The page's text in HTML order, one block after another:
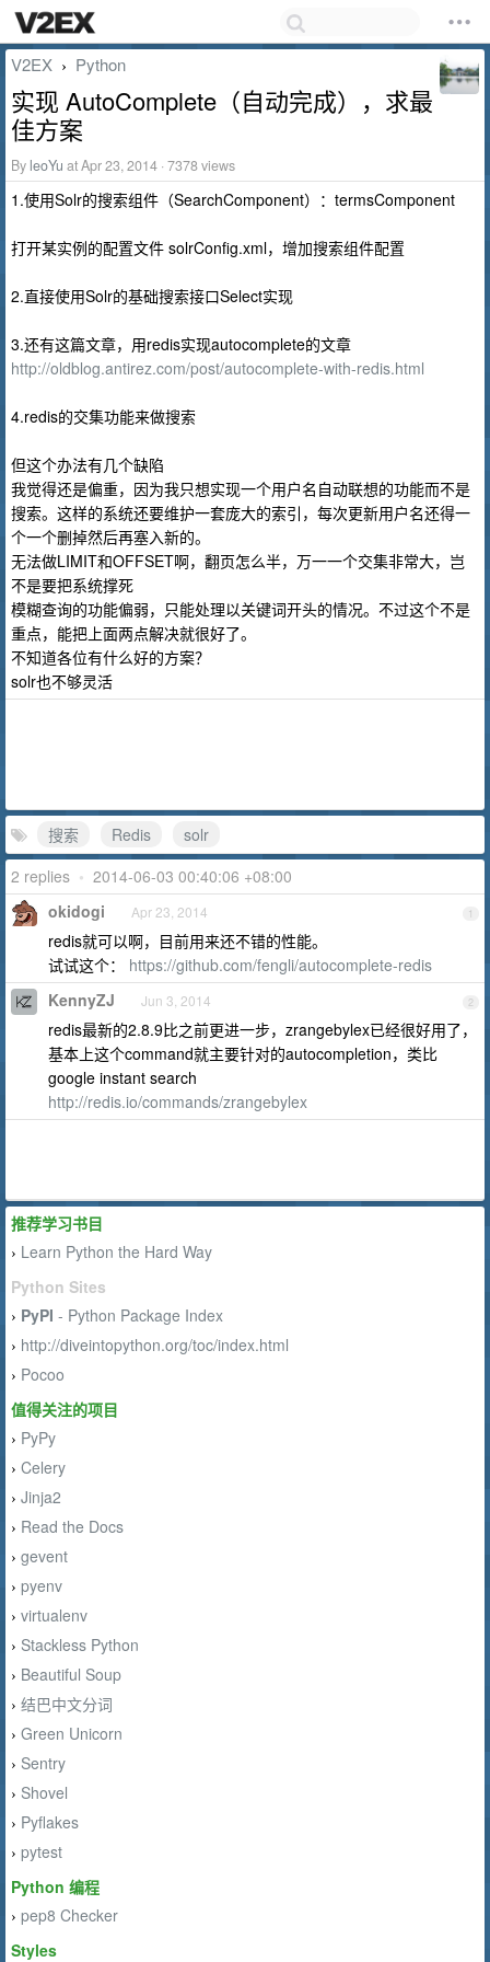
V2EX › Python
实现 AutoComplete（自动完成），求最
佳方案
By leoYu at Apr 23, 2014 · 7378 views
1.使用Solr的搜索组件（SearchComponent）：termsComponent
打开某实例的配置文件 solrConfig.xml，增加搜索组件配置
2.直接使用Solr的基础搜索接口Select实现
3.还有这篇文章，用redis实现autocomplete的文章
http://oldblog.antirez.com/post/autocomplete-with-redis.html
4.redis的交集功能来做搜索
但这个办法有几个缺陷
我觉得还是偏重，因为我只想实现一个用户名自动联想的功能而不是
搜索。这样的系统还要维护一套庞大的索引，每次更新用户名还得一
个一个删掉然后再塞入新的。
无法做LIMIT和OFFSET啊，翻页怎么半，万一一个交集非常大，岂
不是要把系统撑死
模糊查询的功能偏弱，只能处理以关键词开头的情况。不过这个不是
重点，能把上面两点解决就很好了。
不知道各位有什么好的方案？
solr也不够灵活
搜索 Redis
solr
2 replies • 2014-06-03 00:40:06 +08:00
1
okidogi Apr 23, 2014
redis就可以啊，目前用来还不错的性能。
试试这个： https://github.com/fengli/autocomplete-redis
2
KennyZJ Jun 3, 2014
redis最新的2.8.9比之前更进一步，zrangebylex已经很好用了，
基本上这个command就主要针对的autocompletion，类比
google instant search
http://redis.io/commands/zrangebylex
推荐学习书目
› Learn Python the Hard Way
Python Sites
› PyPI - Python Package Index
› http://diveintopython.org/toc/index.html
› Pocoo
值得关注的项目
› PyPy
› Celery
› Jinja2
› Read the Docs
› gevent
› pyenv
› virtualenv
› Stackless Python
› Beautiful Soup
› 结巴中文分词
› Green Unicorn
› Sentry
› Shovel
› Pyflakes
› pytest
Python 编程
› pep8 Checker
Styles